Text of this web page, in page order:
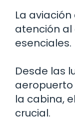
La
atención al
esenciales.
Desde las
la cabina,
crucial.